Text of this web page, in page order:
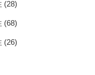
(28)
(68)
(26)